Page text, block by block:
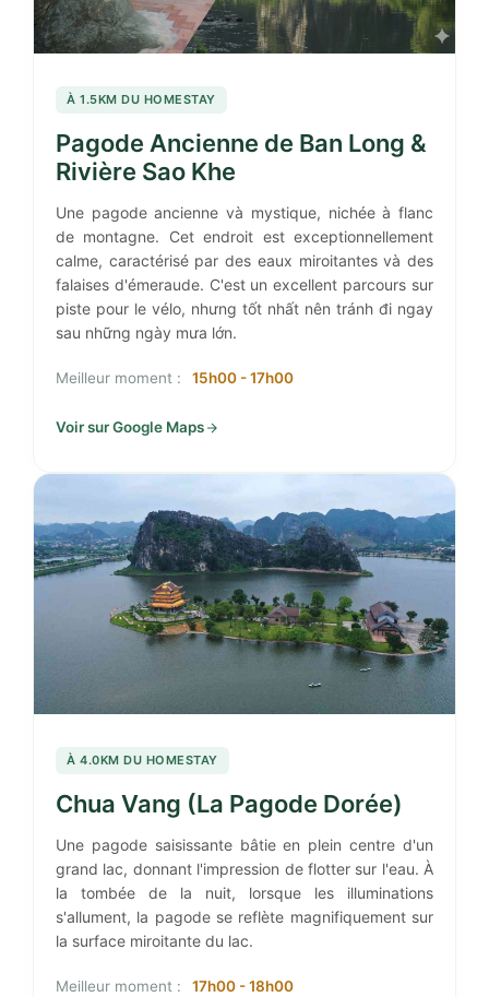
À 1.5KM DU HOMESTAY
Pagode Ancienne de Ban Long &
Rivière Sao Khe
Une pagode ancienne và mystique, nichée à flanc
de montagne. Cet endroit est exceptionnellement
calme, caractérisé par des eaux miroitantes và des
falaises d'émeraude. C'est un excellent parcours sur
piste pour le vélo, nhưng tốt nhất nên tránh đi ngay
sau những ngày mưa lớn.
Meilleur moment : 15h00 - 17h00
Voir sur Google Maps
À 4.0KM DU HOMESTAY
Chua Vang (La Pagode Dorée)
Une pagode saisissante bâtie en plein centre d'un
grand lac, donnant l'impression de flotter sur l'eau. À
la tombée de la nuit, lorsque les illuminations
s'allument, la pagode se reflète magnifiquement sur
la surface miroitante du lac.
Meilleur moment : 17h00 - 18h00